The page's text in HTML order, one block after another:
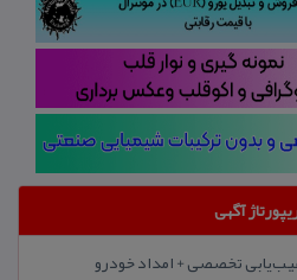
آگهی
عیب‌یابی تخصصی + امداد خودرو